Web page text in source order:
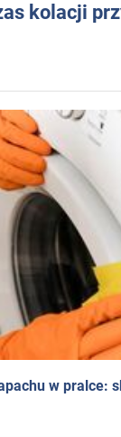
kolacji
w pralce: